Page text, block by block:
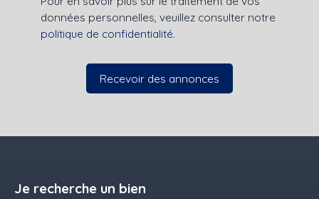
données personnelles, veuillez consulter notre
politique de confidentialité.
Recevoir des annonces
Je recherche un bien